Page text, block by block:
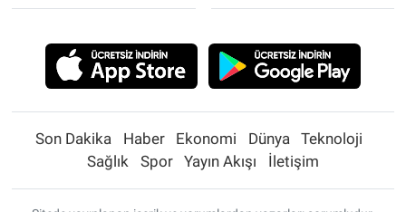
Son Dakika Haber Ekonomi Dünya
Teknoloji
Sağlık
Spor Yayın Akışı İletişim